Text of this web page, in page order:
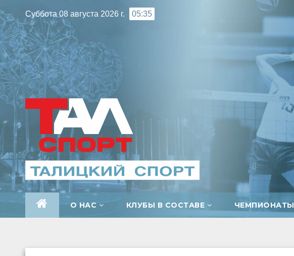
к
содержимому
Суббота 08 августа 2026 г. 05:35
О НАС КЛУБЫ В СОСТАВЕ ЧЕМПИОНАТЫ